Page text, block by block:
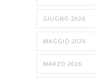
GIUGNO 2026
MAGGIO 2026
MARZO 2026